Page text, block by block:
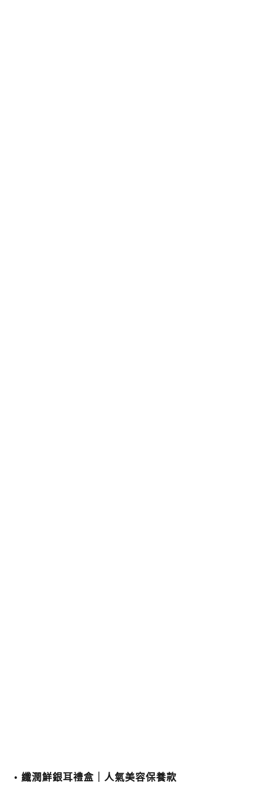
纖潤鮮銀耳禮盒｜人氣美容保養款